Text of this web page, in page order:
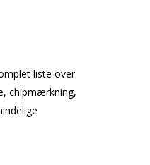
liste over
chipmærkning,